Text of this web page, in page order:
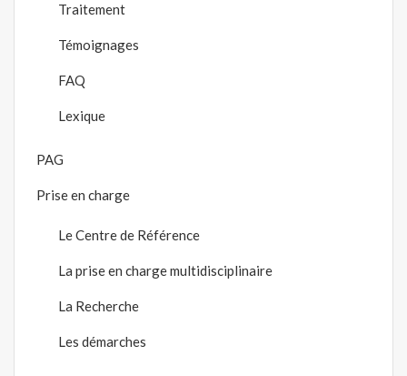
Traitement
Témoignages
FAQ
Lexique
PAG
Prise en charge
Le Centre de Référence
La prise en charge multidisciplinaire
La Recherche
Les démarches